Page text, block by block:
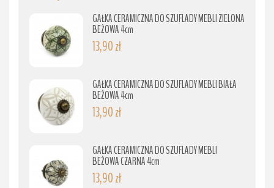
GAŁKA CERAMICZNA DO SZUFLADY MEBLI ZIELONA
BEŻOWA 4cm
13,90 zł
GAŁKA CERAMICZNA DO SZUFLADY MEBLI BIAŁA
BEŻOWA 4cm
13,90 zł
GAŁKA CERAMICZNA DO SZUFLADY MEBLI
BEŻOWA CZARNA 4cm
13,90 zł